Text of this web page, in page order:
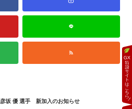
彦坂 優 選手 新加入のお知らせ